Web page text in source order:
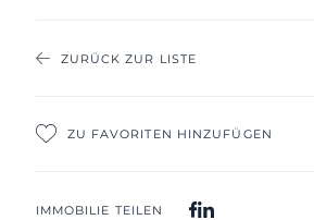
ZURÜCK ZUR LISTE
ZU FAVORITEN HINZUFÜGEN
IMMOBILIE TEILEN